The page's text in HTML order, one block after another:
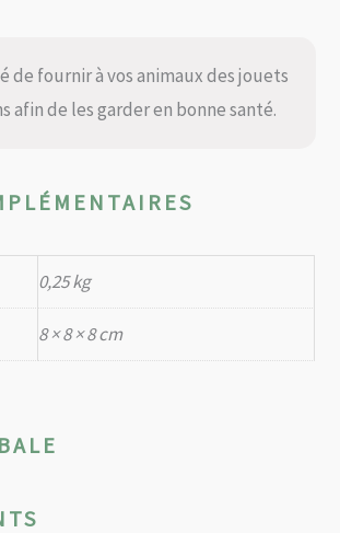
de fournir à vos animaux des jouets
afin de les garder en bonne santé.
0,25 kg
8 × 8 × 8 cm